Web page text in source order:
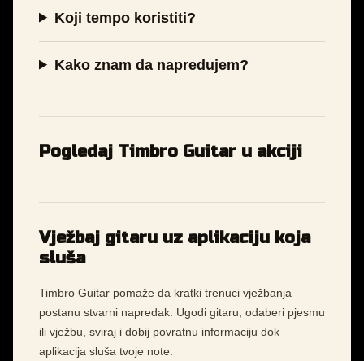
Koji tempo koristiti?
Kako znam da napredujem?
Pogledaj Timbro Guitar u akciji
Vježbaj gitaru uz aplikaciju koja
sluša
Timbro Guitar pomaže da kratki trenuci vježbanja
postanu stvarni napredak. Ugodi gitaru, odaberi pjesmu
ili vježbu, sviraj i dobij povratnu informaciju dok
aplikacija sluša tvoje note.